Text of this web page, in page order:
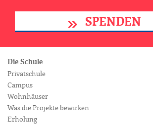
SPENDEN
Die Schule
Privatschule
Campus
Wohnhäuser
Was die Projekte bewirken
Erholung